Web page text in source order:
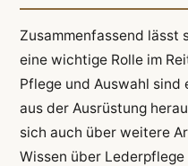
Zusammenfassend lässt
eine wichtige Rolle im
Pflege und Auswahl sind
aus der Ausrüstung
sich auch über weitere
Wissen über